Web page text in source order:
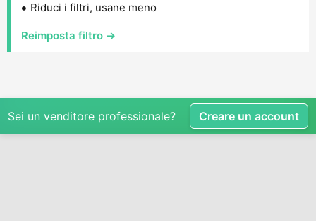
Riduci i filtri, usane meno
Reimposta filtro →
Sei un venditore professionale? Creare un account